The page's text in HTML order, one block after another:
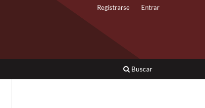
Buscar
Registrarse Entrar